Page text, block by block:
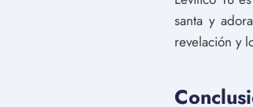
santa y
revelación y